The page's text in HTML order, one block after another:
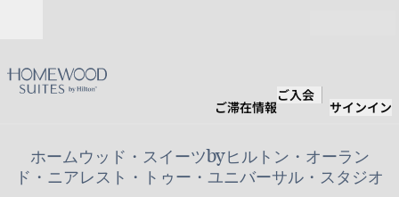
ご滞在情報
ご入会
サインイン
ホームウッド・スイーツbyヒルトン・オーラン
ド・ニアレスト・トゥー・ユニバーサル・スタジオ